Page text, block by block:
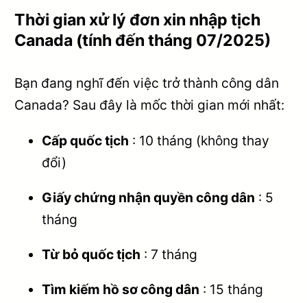
Thời gian xử lý đơn xin nhập tịch
Canada (tính đến tháng 07/2025)
Bạn đang nghĩ đến việc trở thành công dân
Canada? Sau đây là mốc thời gian mới nhất:
Cấp quốc tịch : 10 tháng (không thay
đổi)
Giấy chứng nhận quyền công dân : 5
tháng
Từ bỏ quốc tịch : 7 tháng
Tìm kiếm hồ sơ công dân : 15 tháng